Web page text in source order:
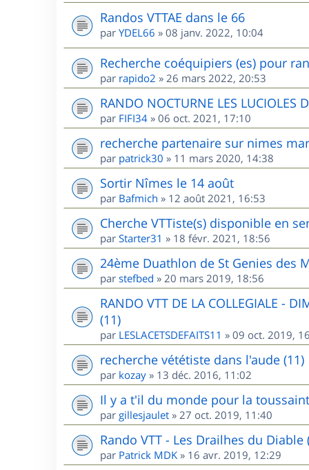
Randos VTTAE dans le 66
par YDEL66 » 08 janv. 2022, 10:04
Recherche coéquipiers (es) pour
par rapido2 » 26 mars 2022, 20:53
RANDO NOCTURNE LES LUCIOLES
par FIFI34 » 06 oct. 2021, 17:10
recherche partenaire sur nimes
par patrick30 » 11 mars 2020, 14:38
Sortir Nîmes le 14 août
par Bafmich » 12 août 2021, 16:53
Cherche VTTiste(s) disponible en
par Starter31 » 18 févr. 2021, 18:56
24ème Duathlon de St Genies des
par stefbed » 20 mars 2019, 18:56
RANDO VTT DE LA COLLEGIALE -
(11)
par LESLACETSDEFAITS11 » 09 oct. 2019,
recherche vététiste dans l'aude (11)
par kozay » 13 déc. 2016, 11:02
Il y a t'il du monde pour la
par gillesjaulet » 27 oct. 2019, 11:40
Rando VTT - Les Drailhes du Diable
par Patrick MDK » 16 avr. 2019, 12:29